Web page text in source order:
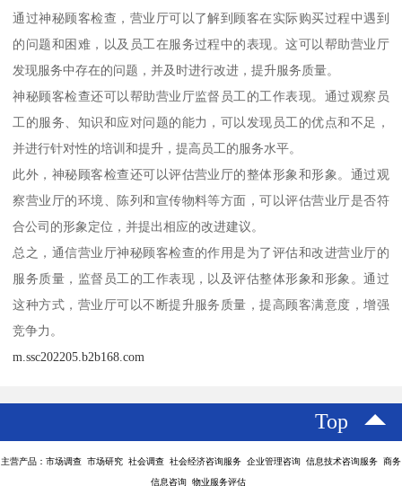
通过神秘顾客检查，营业厅可以了解到顾客在实际购买过程中遇到
的问题和困难，以及员工在服务过程中的表现。这可以帮助营业厅
发现服务中存在的问题，并及时进行改进，提升服务质量。
神秘顾客检查还可以帮助营业厅监督员工的工作表现。通过观察员
工的服务、知识和应对问题的能力，可以发现员工的优点和不足，
并进行针对性的培训和提升，提高员工的服务水平。
此外，神秘顾客检查还可以评估营业厅的整体形象和形象。通过观
察营业厅的环境、陈列和宣传物料等方面，可以评估营业厅是否符
合公司的形象定位，并提出相应的改进建议。
总之，通信营业厅神秘顾客检查的作用是为了评估和改进营业厅的
服务质量，监督员工的工作表现，以及评估整体形象和形象。通过
这种方式，营业厅可以不断提升服务质量，提高顾客满意度，增强
竞争力。
m.ssc202205.b2b168.com
Top
主营产品：市场调查 市场研究 社会调查 社会经济咨询服务 企业管理咨询 信息技术咨询服务 商务
信息咨询 物业服务评估